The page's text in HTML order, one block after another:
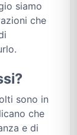
siamo
che
sono in
che
e di